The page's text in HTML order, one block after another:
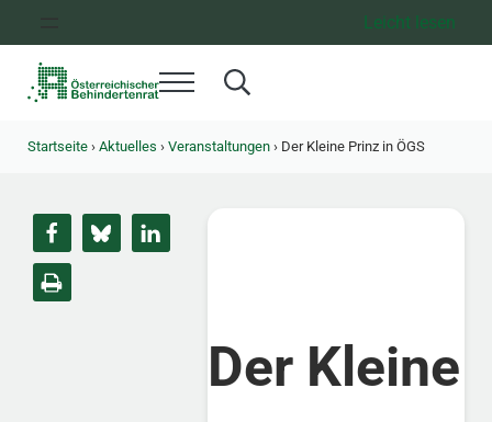
Leicht lesen
Menü Search...
Startseite › Aktuelles › Veranstaltungen ›Der Kleine Prinz in ÖGS
Der Kleine